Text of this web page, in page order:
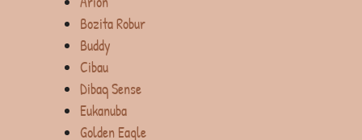
Bozita Robur
Buddy
Cibau
Dibaq Sense
Eukanuba
Golden Eagle